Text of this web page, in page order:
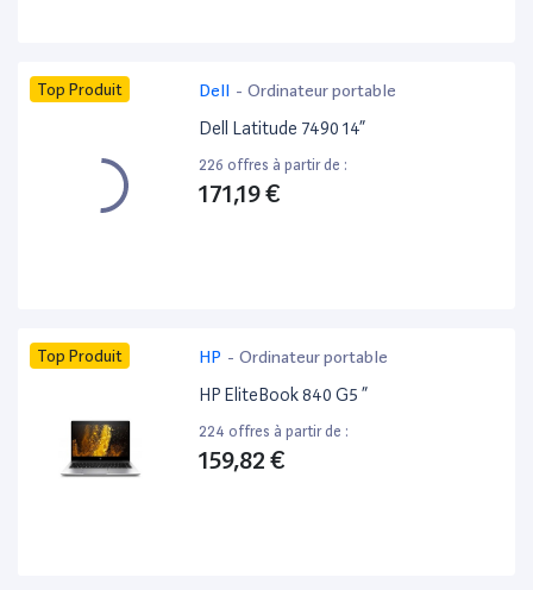
Top Produit Dell - Ordinateur portable
Dell Latitude 7490 14”
226 offres à partir de :
171,19 €
Top Produit HP - Ordinateur portable
HP EliteBook 840 G5 ”
224 offres à partir de :
159,82 €